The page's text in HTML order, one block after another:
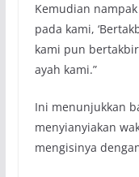
Kemudian
pada kami,
kami pun
ayah kami.”
Ini menunjukkan
menyianyiakan
mengisinya